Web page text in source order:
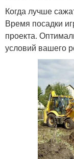
Когда лучше
Время посадки
проекта.
условий вашего